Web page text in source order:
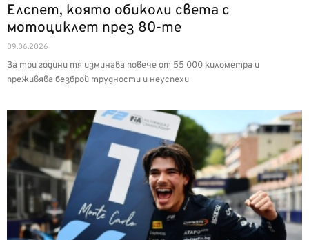
Елспет, която обиколи света с
мотоциклет през 80-те
09.06.2026
За три години тя изминава повече от 55 000 километра и
преживява безброй трудности и неуспехи